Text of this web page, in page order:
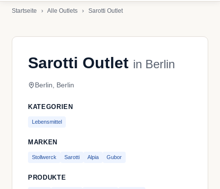
Startseite › Alle Outlets › Sarotti Outlet
Sarotti Outlet in Berlin
Berlin, Berlin
KATEGORIEN
Lebensmittel
MARKEN
Stollwerck Sarotti Alpia Gubor
PRODUKTE